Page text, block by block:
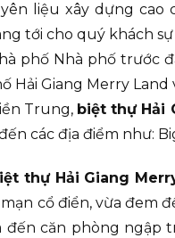
liệu xây dựng
tới cho quý khách
phố Nhà phố trước
Hải Giang Merry
Trung, biệt thự Hải
các địa điểm như:
thự Hải Giang
cổ điển, vừa đem
căn phòng ngập